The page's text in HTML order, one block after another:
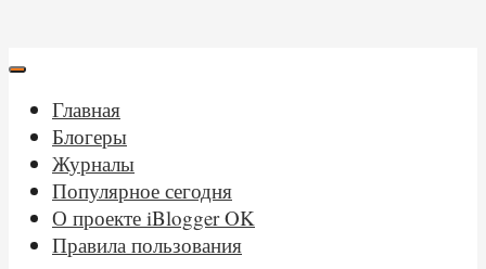
Главная
Блогеры
Журналы
Популярное сегодня
О проекте iBlogger OK
Правила пользования